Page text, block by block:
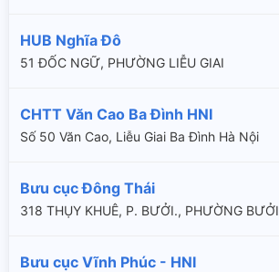
HUB Nghĩa Đô
51 ĐỐC NGỮ, PHƯỜNG LIỄU GIAI
CHTT Văn Cao Ba Đình HNI
Số 50 Văn Cao, Liễu Giai Ba Đình Hà Nội
Bưu cục Đông Thái
318 THỤY KHUÊ, P. BƯỞI., PHƯỜNG BƯỞI
Bưu cục Vĩnh Phúc - HNI